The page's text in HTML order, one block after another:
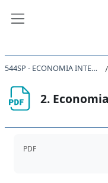
544SP - ECONOMIA INTERNAZIONALE (AA 2022-2023)
2.
PDF